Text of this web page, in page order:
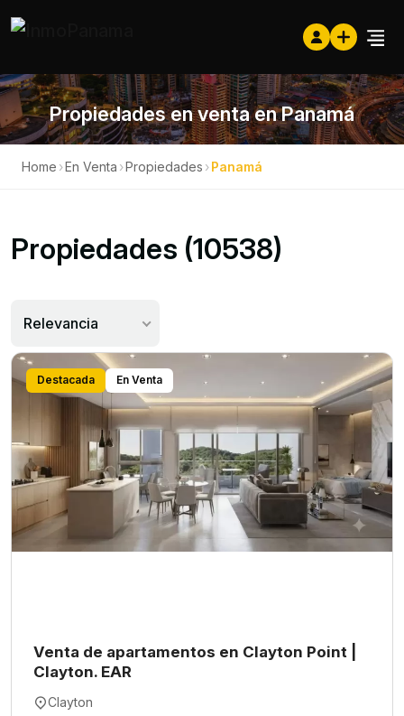
Propiedades en venta en Panamá
Home ›En Venta ›Propiedades ›Panamá
Propiedades (10538)
Relevancia
Destacada En Venta
Venta de apartamentos en Clayton Point |
Clayton. EAR
Clayton